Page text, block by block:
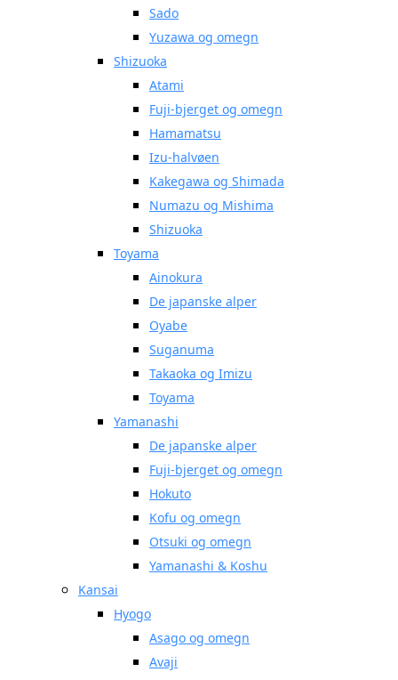
Sado
Yuzawa og omegn
Shizuoka
Atami
Fuji-bjerget og omegn
Hamamatsu
Izu-halvøen
Kakegawa og Shimada
Numazu og Mishima
Shizuoka
Toyama
Ainokura
De japanske alper
Oyabe
Suganuma
Takaoka og Imizu
Toyama
Yamanashi
De japanske alper
Fuji-bjerget og omegn
Hokuto
Kofu og omegn
Otsuki og omegn
Yamanashi & Koshu
Kansai
Hyogo
Asago og omegn
Avaji